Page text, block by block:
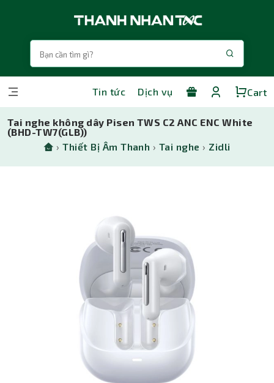
Tin tức Dịch vụ Cart
Tai nghe không dây Pisen TWS C2 ANC ENC White
(BHD-TW7(GLB))
›Thiết Bị Âm Thanh › Tai nghe › Zidli